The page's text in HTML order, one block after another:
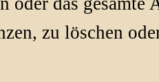
zu löschen